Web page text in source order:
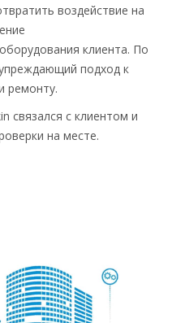
воздействие на
клиента. По
подход к
ремонту.
связался с клиентом и
на месте.